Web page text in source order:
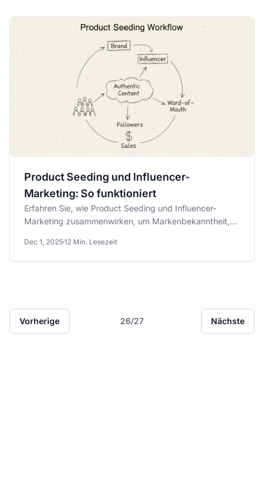
Product Seeding und Influencer-
Marketing: So funktioniert
Erfahren Sie, wie Product Seeding und Influencer-
Marketing zusammenwirken, um Markenbekanntheit,
Dec 1, 202512 Min. Lesezeit
Vorherige 26/27 Nächste